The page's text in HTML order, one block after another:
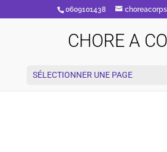
0609101438
CHORE A
SÉLECTIONNER UNE PAGE